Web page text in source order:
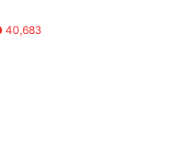
40,683